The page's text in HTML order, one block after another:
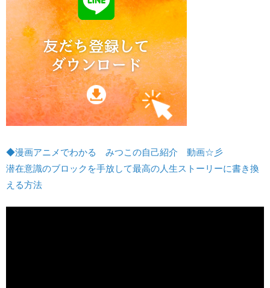
◆漫画アニメでわかる みつこの自己紹介 動画☆彡
潜在意識のブロックを手放して最高の人生ストーリーに書き換
える方法